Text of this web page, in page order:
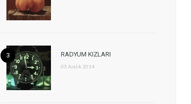
RADYUM KIZLARI
03 Aralık 2014